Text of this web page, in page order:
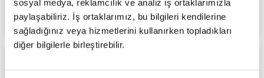
sosyal medya, reklamcılık ve analiz iş ortaklarımızla
paylaşabiliriz. İş ortaklarımız, bu bilgileri kendilerine
sağladığınız veya hizmetlerini kullanırken topladıkları
diğer bilgilerle birleştirebilir.
Devamını oku